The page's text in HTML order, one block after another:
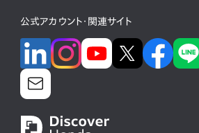
公式アカウント・関連サイト